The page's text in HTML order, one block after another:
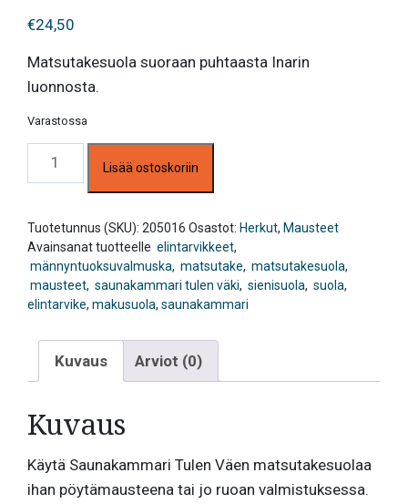
€24,50
Matsutakesuola suoraan puhtaasta Inarin
luonnosta.
Varastossa
Saunakammari
Väki
määrä
Lisää ostoskoriin
Tuotetunnus (SKU): 205016 Osastot: Herkut, Mausteet
Avainsanat tuotteelle elintarvikkeet,
männyntuoksuvalmuska, matsutake, matsutakesuola,
mausteet, saunakammari tulen väki, sienisuola, suola,
elintarvike, makusuola, saunakammari
Kuvaus Arviot (0)
Kuvaus
Käytä Saunakammari Tulen Väen matsutakesuolaa
ihan pöytämausteena tai jo ruoan valmistuksessa.